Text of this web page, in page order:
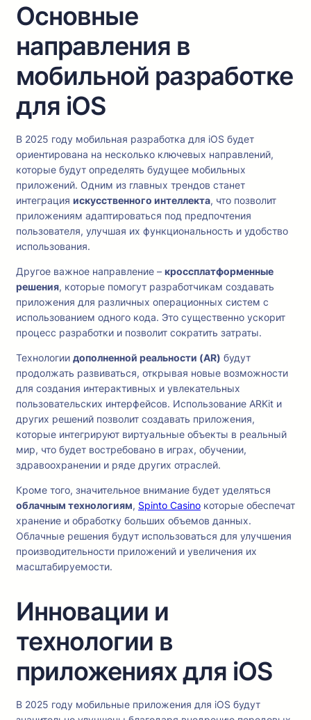
Основные
направления в
мобильной разработке
для iOS
В 2025 году мобильная разработка для iOS будет
ориентирована на несколько ключевых направлений,
которые будут определять будущее мобильных
приложений. Одним из главных трендов станет
интеграция искусственного интеллекта, что позволит
приложениям адаптироваться под предпочтения
пользователя, улучшая их функциональность и удобство
использования.
Другое важное направление – кроссплатформенные
решения, которые помогут разработчикам создавать
приложения для различных операционных систем с
использованием одного кода. Это существенно ускорит
процесс разработки и позволит сократить затраты.
Технологии дополненной реальности (AR) будут
продолжать развиваться, открывая новые возможности
для создания интерактивных и увлекательных
пользовательских интерфейсов. Использование ARKit и
других решений позволит создавать приложения,
которые интегрируют виртуальные объекты в реальный
мир, что будет востребовано в играх, обучении,
здравоохранении и ряде других отраслей.
Кроме того, значительное внимание будет уделяться
облачным технологиям, Spinto Casino которые обеспечат
хранение и обработку больших объемов данных.
Облачные решения будут использоваться для улучшения
производительности приложений и увеличения их
масштабируемости.
Инновации и
технологии в
приложениях для iOS
В 2025 году мобильные приложения для iOS будут